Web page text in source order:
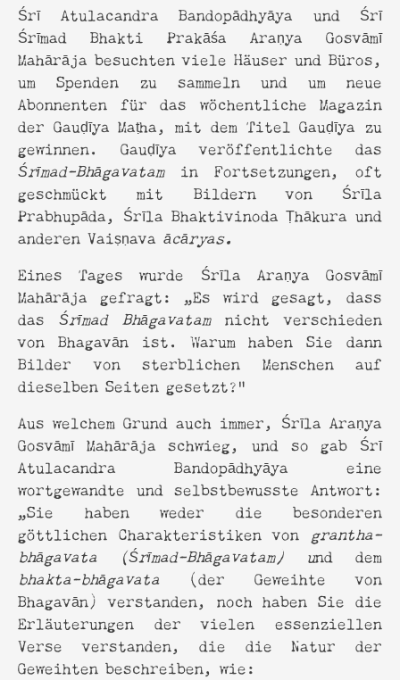
Śrī Atulacandra Bandopādhyāya und Śrī
Śrīmad Bhakti Prakāśa Araṇya Gosvāmī
Mahārāja besuchten viele Häuser und Büros,
um Spenden zu sammeln und um neue
Abonnenten für das wöchentliche Magazin
der Gauḍīya Maṭha, mit dem Titel Gauḍīya zu
gewinnen. Gauḍīya veröffentlichte das
Śrīmad-Bhāgavatamin Fortsetzungen, oft
geschmückt mit Bildern von Śrīla
Prabhupāda, Śrīla Bhaktivinoda Ṭhākura und
anderen Vaiṣṇava ācāryas.
Eines Tages wurde Śrīla Araṇya Gosvāmī
Mahārāja gefragt: „Es wird gesagt, dass
das Śrīmad Bhāgavatamnicht verschieden
von Bhagavān ist. Warum haben Sie dann
Bilder von sterblichen Menschen auf
dieselben Seiten gesetzt?”
Aus welchem Grund auch immer, Śrīla Araṇya
Gosvāmī Mahārāja schwieg, und so gab Śrī
Atulacandra Bandopādhyāya eine
wortgewandte und selbstbewusste Antwort:
„Sie haben weder die besonderen
göttlichen Charakteristiken von grantha-
bhāgavata (Śrīmad-Bhāgavatam) und dem
bhakta-bhāgavata(der Geweihte von
Bhagavān) verstanden, noch haben Sie die
Erläuterungen der vielen essenziellen
Verse verstanden, die die Natur der
Geweihten beschreiben, wie: